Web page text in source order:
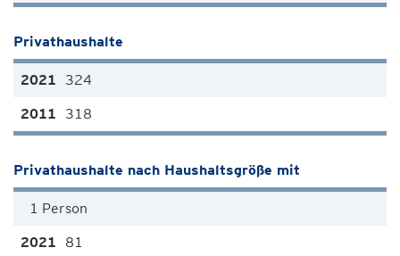
Privathaushalte
324
318
Privathaushalte nach Haushaltsgröße mit
1 Person
81